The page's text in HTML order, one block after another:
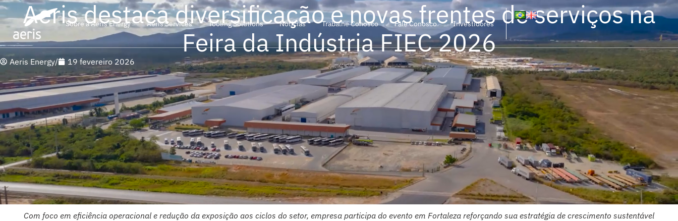
Sobre a Aeris Energy Aeris Services Tooling Solutions Notícias Trabalhe Conosco Fale Conosco Investidores
Aeris destaca diversificação e novas frentes de serviços na
Feira da Indústria FIEC 2026
Aeris Energy/ 19 fevereiro 2026
Com foco em eficiência operacional e redução da exposição aos ciclos do setor, empresa participa do evento em Fortaleza reforçando sua estratégia de crescimento sustentável